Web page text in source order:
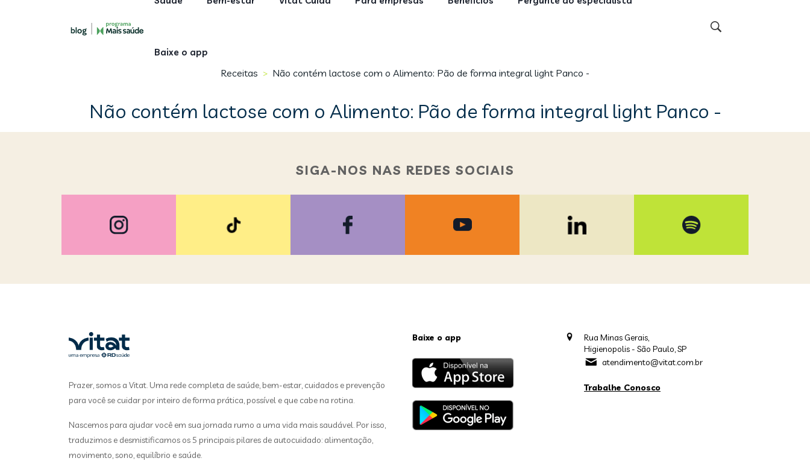
Baixe o app
Receitas > Não contém lactose com o Alimento: Pão de forma integral light Panco -
Não contém lactose com o Alimento: Pão de forma integral light Panco -
SIGA-NOS NAS REDES SOCIAIS
Prazer, somos a Vitat. Uma rede completa de saúde, bem-estar, cuidados e prevenção
para você se cuidar por inteiro de forma prática, possível e que cabe na rotina.
Nascemos para ajudar você em sua jornada rumo a uma vida mais saudável. Por isso,
traduzimos e desmistificamos os 5 principais pilares de autocuidado: alimentação,
movimento, sono, equilíbrio e saúde.
Baixe o app
Rua Minas Gerais,
Higienopolis - São Paulo, SP
atendimento@vitat.com.br
Trabalhe Conosco